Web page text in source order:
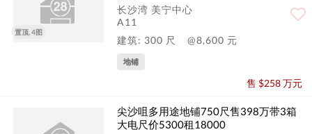
置顶, 4图
长沙湾 美宁中心
A11
建筑: 300 尺
@8,600 元
地铺
售 $258 万元
尖沙咀多用途地铺750尺售398万带3箱
大电尺价5300租18000